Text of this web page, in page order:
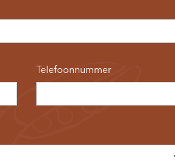
Telefoonnummer